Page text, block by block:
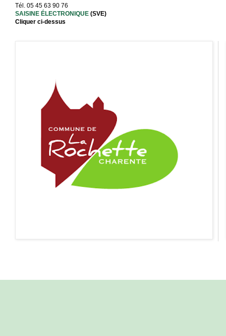
Tél. 05 45 63 90 76
SAISINE ÉLECTRONIQUE (SVE)
Cliquer ci-dessus